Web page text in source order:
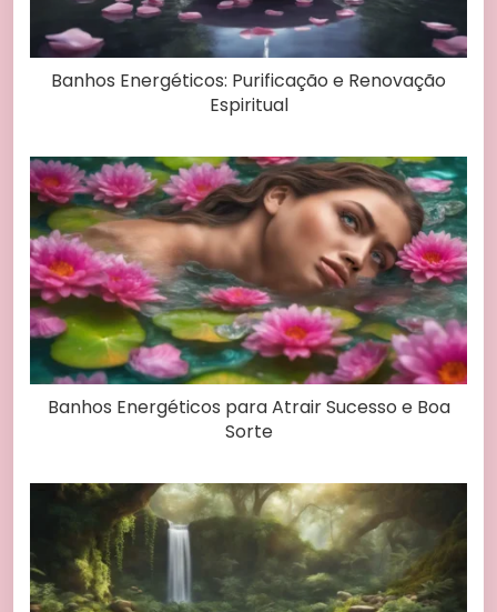
Banhos Energéticos: Purificação e Renovação
Espiritual
Banhos Energéticos para Atrair Sucesso e Boa
Sorte